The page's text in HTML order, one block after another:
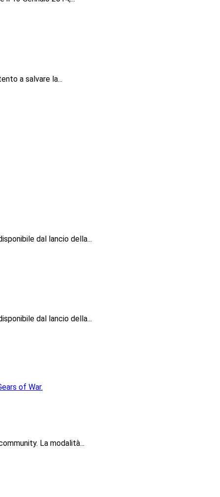
a salvare la...
dal lancio della...
dal lancio della...
La modalità...